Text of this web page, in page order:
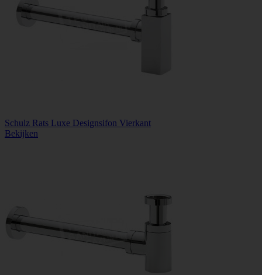
Schulz Rats Luxe Designsifon Vierkant
Bekijken